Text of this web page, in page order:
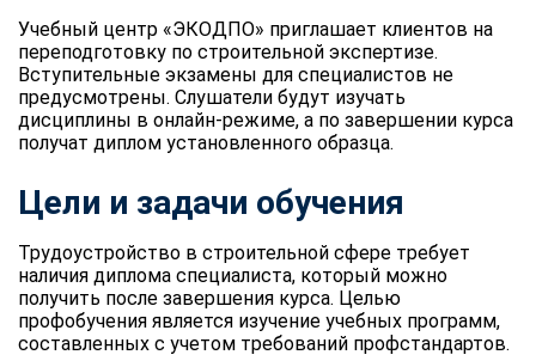
Учебный центр «ЭКОДПО» приглашает клиентов на
переподготовку по строительной экспертизе.
Вступительные экзамены для специалистов не
предусмотрены. Слушатели будут изучать
дисциплины в онлайн-режиме, а по завершении курса
получат диплом установленного образца.
Цели и задачи обучения
Трудоустройство в строительной сфере требует
наличия диплома специалиста, который можно
получить после завершения курса. Целью
профобучения является изучение учебных программ,
составленных с учетом требований профстандартов.